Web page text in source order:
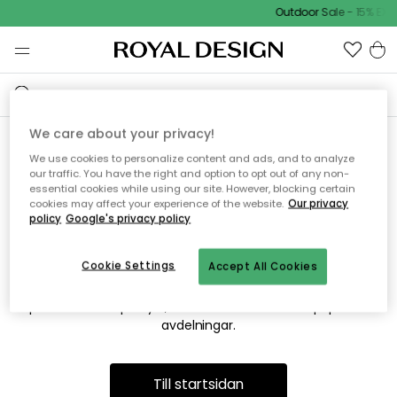
Outdoor Sale - 15%
Vi hittar tyvärr inte sidan du
söker
Detta kan bero på att sidan inte längre finns eller att den har
flyttats. Vi ber om ursäkt för besväret. I menyn ovan kan du
prova att söka på nytt, eller besöka en av våra populära
avdelningar.
Till startsidan
We care about your privacy!
We use cookies to personalize content and ads, and to analyze
our traffic. You have the right and option to opt out of any non-
essential cookies while using our site. However, blocking certain
cookies may affect your experience of the website. Our privacy
policy Google's privacy policy
Accept All Cookies
Cookie Settings